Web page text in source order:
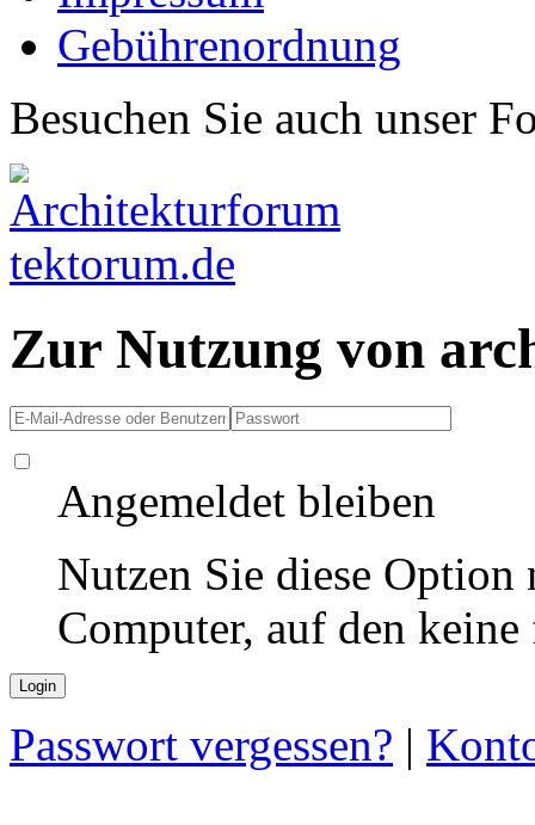
Gebührenordnung
Besuchen Sie auch unser
Zur Nutzung von
Angemeldet bleiben
Nutzen Sie diese
Computer, auf den
Passwort vergessen? |